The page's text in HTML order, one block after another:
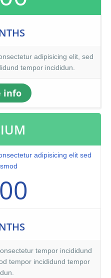
adipisicing elit, sed
tempor incididun.
info
adipisicing elit sed
tempor incididund
tempor incididund tempor